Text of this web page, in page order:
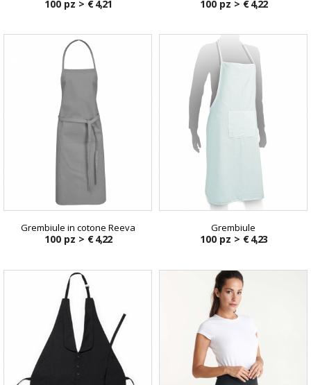
100 pz > € 4,21 100 pz > € 4,22
Grembiule in cotone Reeva
100 pz > € 4,22
Grembiule
100 pz > € 4,23